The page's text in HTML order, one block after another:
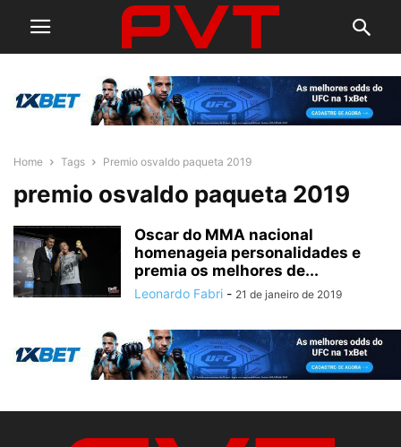
Home Tags Premio osvaldo paqueta 2019
premio osvaldo paqueta 2019
Oscar do MMA nacional
homenageia personalidades e
premia os melhores de...
Leonardo Fabri - 21 de janeiro de 2019